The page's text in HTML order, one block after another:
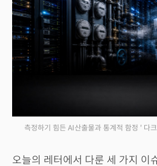
측정하기 힘든 AI산출물과 통계적 함정 ' 다
오늘의 레터에서 다룬 세 가지 이